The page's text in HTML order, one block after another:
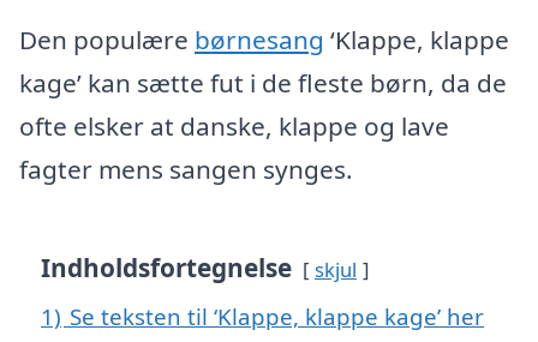
Den populære børnesang ‘Klappe, klappe
kage’ kan sætte fut i de fleste børn, da de
ofte elsker at danske, klappe og lave
fagter mens sangen synges.
Indholdsfortegnelse skjul
1) Se teksten til ‘Klappe, klappe kage’ her